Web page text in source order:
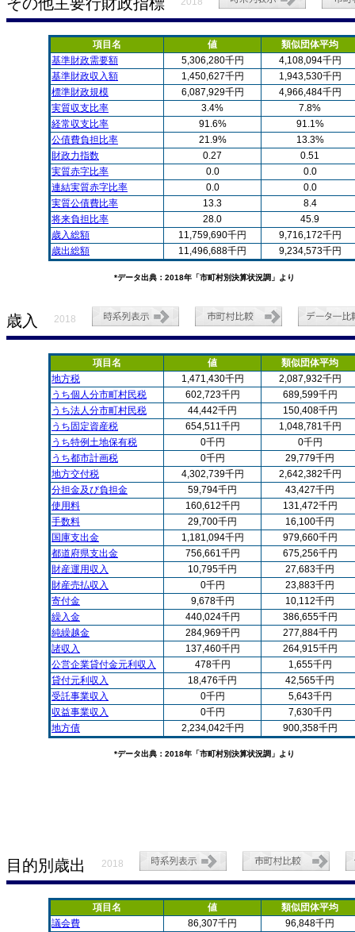
項目名 値
類似団体平均
基準財政需要額
5,306,280千円
4,108,094千円
基準財政収入額
1,450,627千円
1,943,530千円
標準財政規模
6,087,929千円
4,966,484千円
実質収支比率
3.4%
7.8%
経常収支比率
91.6%
91.1%
公債費負担比率
21.9%
13.3%
財政力指数
0.27
0.51
実質赤字比率
0.0
0.0
連結実質赤字比率
0.0
0.0
実質公債費比率
13.3
8.4
将来負担比率
28.0
45.9
歳入総額
11,759,690千円
9,716,172千円
歳出総額
11,496,688千円 9,234,573千円
*データ出典：2018年「市町村別決算状況調」より
歳入 2018
項目名 値
類似団体平均
地方税
1,471,430千円
2,087,932千円
うち個人分市町村民税
602,723千円
689,599千円
うち法人分市町村民税
44,442千円
150,408千円
うち固定資産税
654,511千円
1,048,781千円
うち特例土地保有税
0千円
0千円
うち都市計画税
0千円
29,779千円
地方交付税
4,302,739千円
2,642,382千円
分担金及び負担金
59,794千円
43,427千円
使用料
160,612千円
131,472千円
手数料
29,700千円
16,100千円
国庫支出金
1,181,094千円
979,660千円
都道府県支出金
756,661千円
675,256千円
財産運用収入
10,795千円
27,683千円
財産売払収入
0千円
23,883千円
寄付金
9,678千円
10,112千円
繰入金
440,024千円
386,655千円
純繰越金
284,969千円
277,884千円
諸収入
137,460千円
264,915千円
公営企業貸付金元利収入
478千円
1,655千円
貸付元利収入
18,476千円
42,565千円
受託事業収入
0千円
5,643千円
収益事業収入
0千円
7,630千円
地方債
2,234,042千円 900,358千円
*データ出典：2018年「市町村別決算状況調」より
目的別歳出 2018
項目名 値
類似団体平均
議会費
86,307千円
96,848千円